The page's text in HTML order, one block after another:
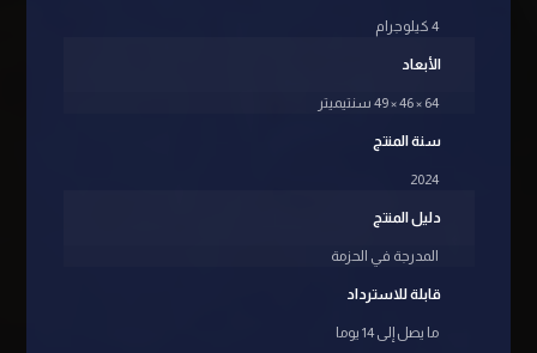
4 كيلوجرام
الأبعاد
64 × 46 × 49 سنتيميتر
سنة المنتج
2024
دليل المنتج
المدرجة في الحزمة
قابلة للاسترداد
ما يصل إلى 14 يوما